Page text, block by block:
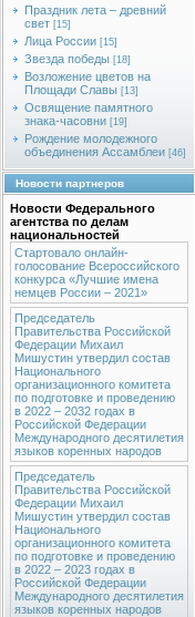
Праздник лета – древний
свет [15]
Лица России [15]
Звезда победы [18]
Возложение цветов на
Площади Славы [13]
Освящение памятного
знака-часовни [19]
Рождение молодежного
объединения Ассамблеи [46]
Новости партнеров
Новости Федерального
агентства по делам
национальностей
Стартовало онлайн-
голосование Всероссийского
конкурса «Лучшие имена
немцев России – 2021»
Председатель
Правительства Российской
Федерации Михаил
Мишустин утвердил состав
Национального
организационного комитета
по подготовке и проведению
в 2022 – 2032 годах в
Российской Федерации
Международного десятилетия
языков коренных народов
Председатель
Правительства Российской
Федерации Михаил
Мишустин утвердил состав
Национального
организационного комитета
по подготовке и проведению
в 2022 – 2023 годах в
Российской Федерации
Международного десятилетия
языков коренных народов